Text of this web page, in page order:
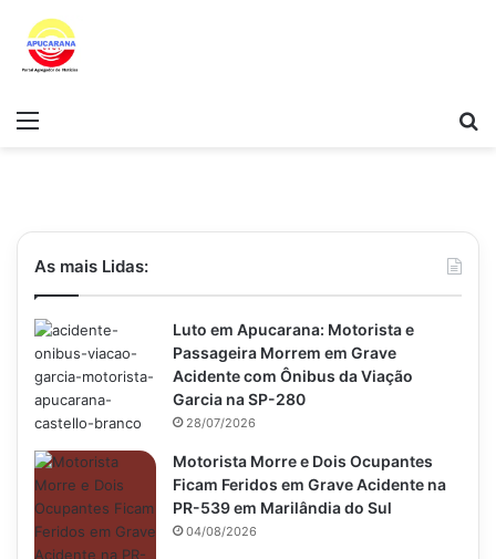
Menu
As mais Lidas:
Luto em Apucarana: Motorista e
Passageira Morrem em Grave
Acidente com Ônibus da Viação
Garcia na SP-280
28/07/2026
Motorista Morre e Dois Ocupantes
Ficam Feridos em Grave Acidente na
PR-539 em Marilândia do Sul
04/08/2026